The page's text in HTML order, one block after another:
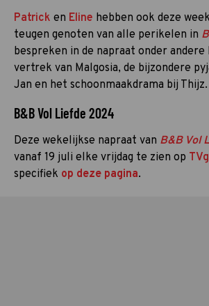
Patrick en Eline hebben ook deze
teugen genoten van alle perikelen in
bespreken in de napraat onder
vertrek van Malgosia, de bijzondere
Jan en het schoonmaakdrama bij Thijz.
B&B Vol Liefde 2024
Deze wekelijkse napraat van B&B Vol
vanaf 19 juli elke vrijdag te zien op
specifiek op deze pagina.